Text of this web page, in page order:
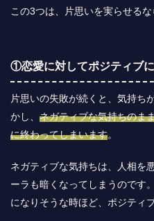
この3つは、片思いを実らせる
①恋愛に対してポジティブ
片思いの失敗が続くと、気持ち
かし、 ネガティブな気持ちのま
に終わってしまいます。
ネガティブな気持ちは、人相を
ーラも暗くなってしまうのです
になりそうな時ほど、ポジティ